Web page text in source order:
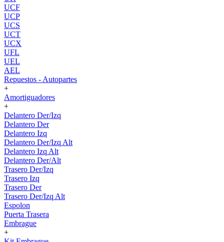
UCF
UCP
UCS
UCT
UCX
UFL
UEL
AEL
Repuestos - Autopartes
+
Amortiguadores
+
Delantero Der/Izq
Delantero Der
Delantero Izq
Delantero Der/Izq Alt
Delantero Izq Alt
Delantero Der/Alt
Trasero Der/Izq
Trasero Izq
Trasero Der
Trasero Der/Izq Alt
Espolon
Puerta Trasera
Embrague
+